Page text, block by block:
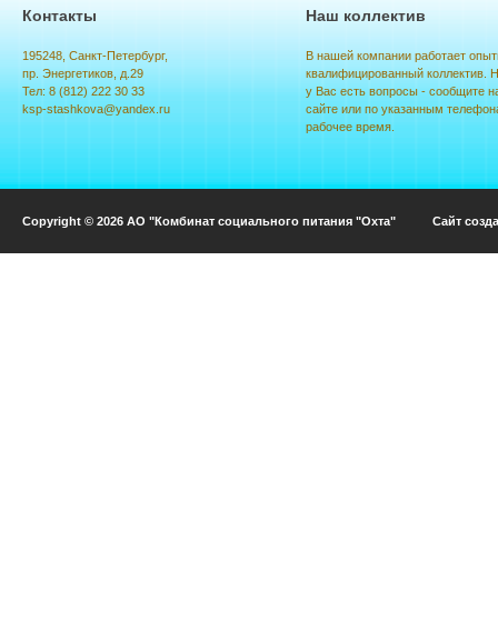
Контакты
195248, Санкт-Петербург,
пр. Энергетиков, д.29
Тел: 8 (812) 222 30 33
ksp-stashkova@yandex.ru
Наш коллектив
В нашей компании работает
квалифицированный коллектив.
у Вас есть вопросы - сообщите
сайте или по указанным
рабочее время.
Copyright © 2026 АО "Комбинат социального питания "Охта" Сайт